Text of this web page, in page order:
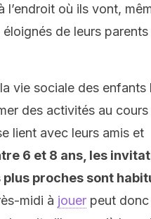
l’endroit où ils vont,
éloignés de leurs
vie sociale des enfants
des activités au cours
lient avec leurs amis et
6 et 8 ans, les
plus proches sont
midi à jouer peut